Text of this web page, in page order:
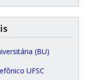
(BU)
UFSC